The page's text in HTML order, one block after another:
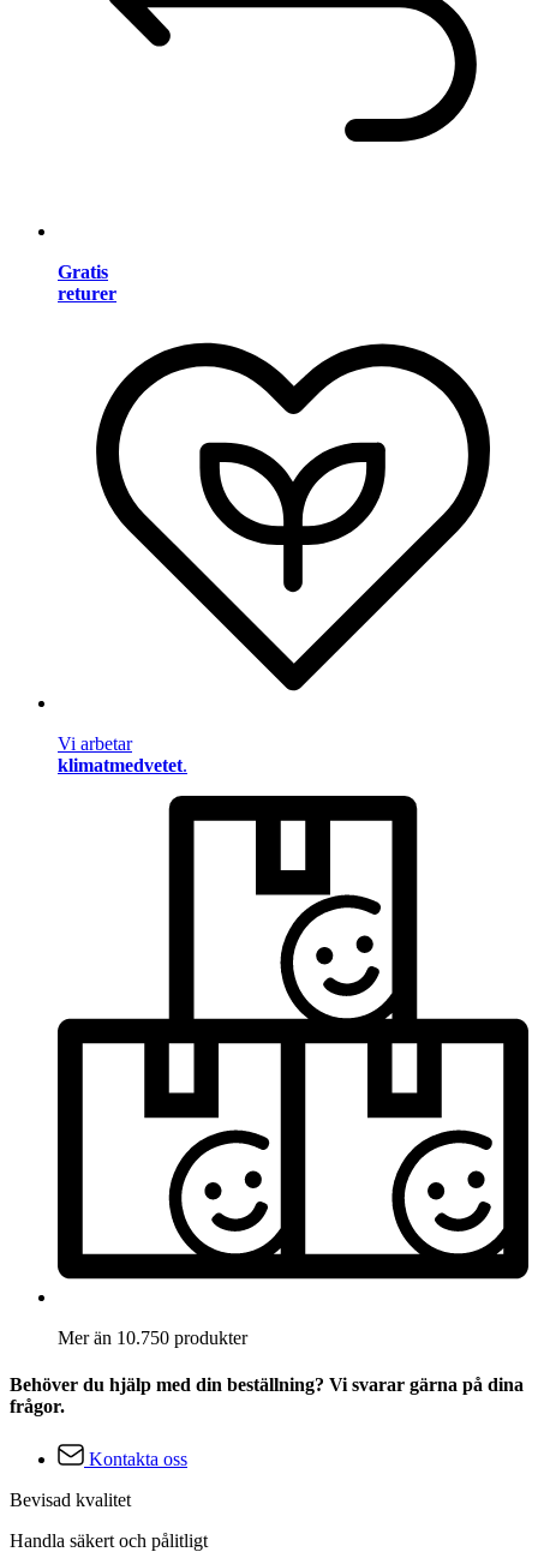
Gratis
returer
Vi arbetar
klimatmedvetet.
Mer än 10.750 produkter
Behöver du hjälp med din beställning? Vi svarar gärna på dina
frågor.
Kontakta oss
Bevisad kvalitet
Handla säkert och pålitligt